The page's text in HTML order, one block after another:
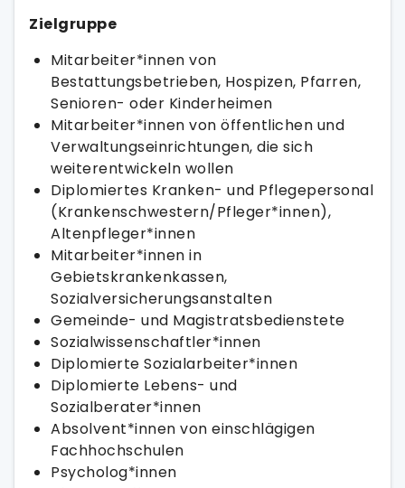
Zielgruppe
Mitarbeiter*innen von
Bestattungsbetrieben, Hospizen, Pfarren,
Senioren- oder Kinderheimen
Mitarbeiter*innen von öffentlichen und
Verwaltungseinrichtungen, die sich
weiterentwickeln wollen
Diplomiertes Kranken- und Pflegepersonal
(Krankenschwestern/Pfleger*innen),
Altenpfleger*innen
Mitarbeiter*innen in
Gebietskrankenkassen,
Sozialversicherungsanstalten
Gemeinde- und Magistratsbedienstete
Sozialwissenschaftler*innen
Diplomierte Sozialarbeiter*innen
Diplomierte Lebens- und
Sozialberater*innen
Absolvent*innen von einschlägigen
Fachhochschulen
Psycholog*innen